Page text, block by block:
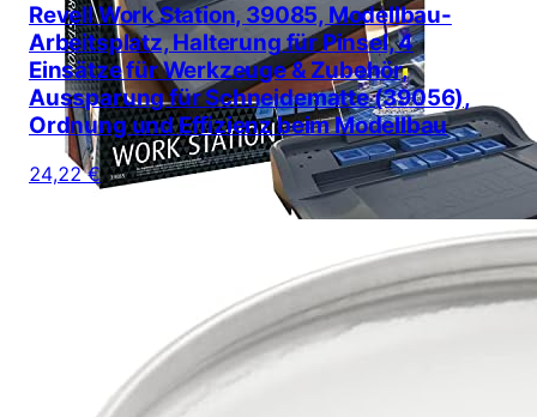
Revell Work Station, 39085, Modellbau-
Arbeitsplatz, Halterung für Pinsel, 4
Einsätze für Werkzeuge & Zubehör,
Aussparung für Schneidematte (39056),
Ordnung und Effizienz beim Modellbau
24,22 €